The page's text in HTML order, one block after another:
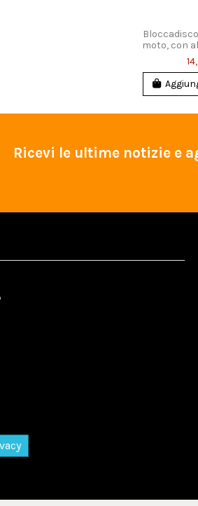
moto, con
Ricevi le ultime notizie e